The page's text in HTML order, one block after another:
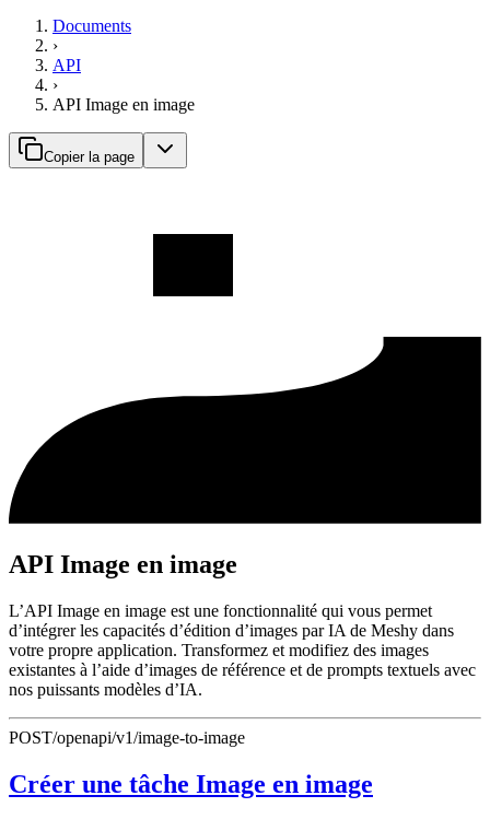
Documents
›
API
›
API Image en image
Copier la page
API Image en image
L’API Image en image est une fonctionnalité qui vous permet
d’intégrer les capacités d’édition d’images par IA de Meshy dans
votre propre application. Transformez et modifiez des images
existantes à l’aide d’images de référence et de prompts textuels avec
nos puissants modèles d’IA.
POST/openapi/v1/image-to-image
Créer une tâche Image en image